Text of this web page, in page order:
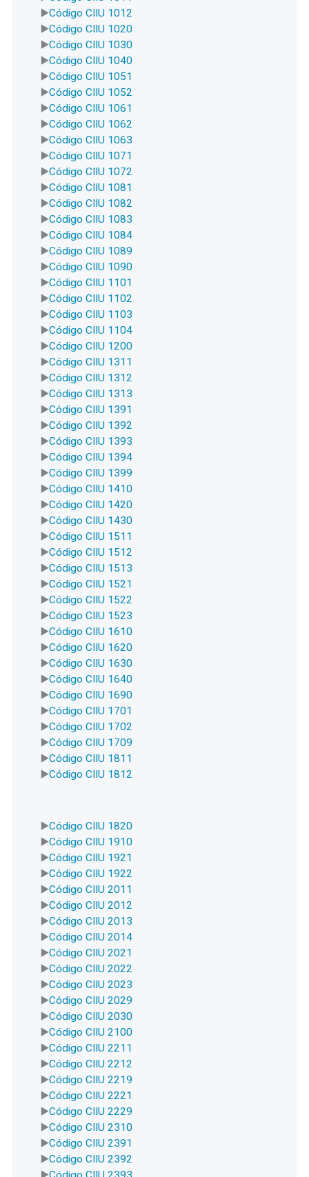
Código CIIU 1012
Código CIIU 1020
Código CIIU 1030
Código CIIU 1040
Código CIIU 1051
Código CIIU 1052
Código CIIU 1061
Código CIIU 1062
Código CIIU 1063
Código CIIU 1071
Código CIIU 1072
Código CIIU 1081
Código CIIU 1082
Código CIIU 1083
Código CIIU 1084
Código CIIU 1089
Código CIIU 1090
Código CIIU 1101
Código CIIU 1102
Código CIIU 1103
Código CIIU 1104
Código CIIU 1200
Código CIIU 1311
Código CIIU 1312
Código CIIU 1313
Código CIIU 1391
Código CIIU 1392
Código CIIU 1393
Código CIIU 1394
Código CIIU 1399
Código CIIU 1410
Código CIIU 1420
Código CIIU 1430
Código CIIU 1511
Código CIIU 1512
Código CIIU 1513
Código CIIU 1521
Código CIIU 1522
Código CIIU 1523
Código CIIU 1610
Código CIIU 1620
Código CIIU 1630
Código CIIU 1640
Código CIIU 1690
Código CIIU 1701
Código CIIU 1702
Código CIIU 1709
Código CIIU 1811
Código CIIU 1812
Código CIIU 1820
Código CIIU 1910
Código CIIU 1921
Código CIIU 1922
Código CIIU 2011
Código CIIU 2012
Código CIIU 2013
Código CIIU 2014
Código CIIU 2021
Código CIIU 2022
Código CIIU 2023
Código CIIU 2029
Código CIIU 2030
Código CIIU 2100
Código CIIU 2211
Código CIIU 2212
Código CIIU 2219
Código CIIU 2221
Código CIIU 2229
Código CIIU 2310
Código CIIU 2391
Código CIIU 2392